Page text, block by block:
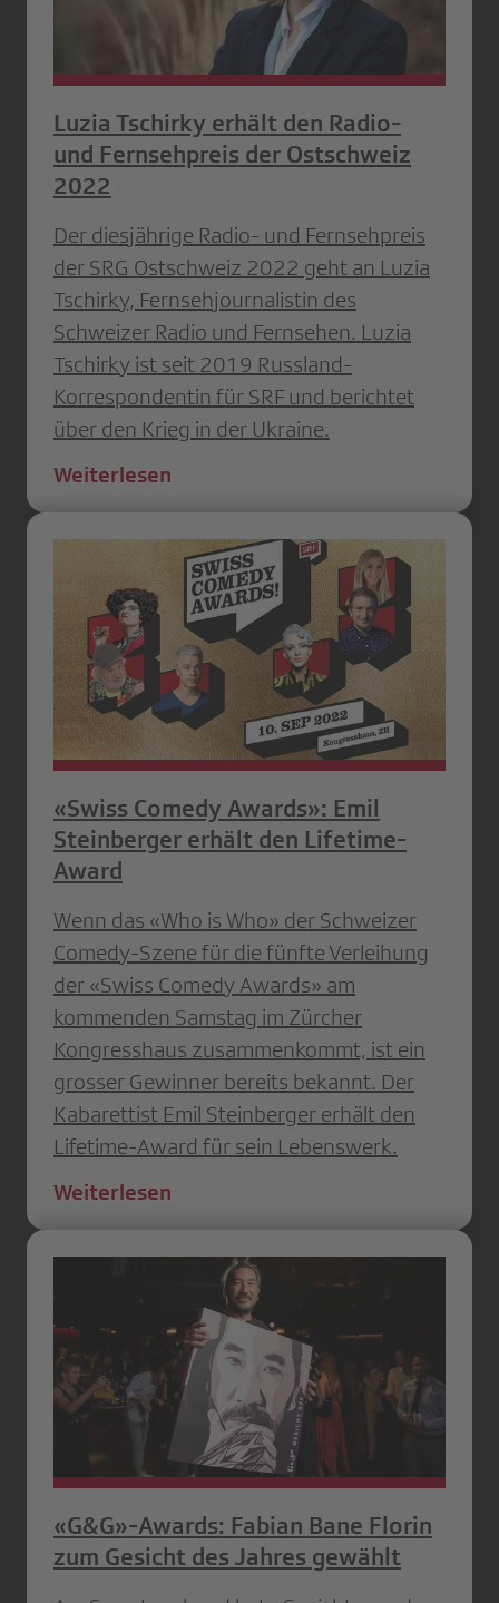
Luzia Tschirky erhält den Radio-
und Fernsehpreis der Ostschweiz
2022
Der diesjährige Radio- und Fernsehpreis
der SRG Ostschweiz 2022 geht an Luzia
Tschirky, Fernsehjournalistin des
Schweizer Radio und Fernsehen. Luzia
Tschirky ist seit 2019 Russland-
Korrespondentin für SRF und berichtet
über den Krieg in der Ukraine.
Weiterlesen
«Swiss Comedy Awards»: Emil
Steinberger erhält den Lifetime-
Award
Wenn das «Who is Who» der Schweizer
Comedy-Szene für die fünfte Verleihung
der «Swiss Comedy Awards» am
kommenden Samstag im Zürcher
Kongresshaus zusammenkommt, ist ein
grosser Gewinner bereits bekannt. Der
Kabarettist Emil Steinberger erhält den
Lifetime-Award für sein Lebenswerk.
Weiterlesen
«G&G»-Awards: Fabian Bane Florin
zum Gesicht des Jahres gewählt